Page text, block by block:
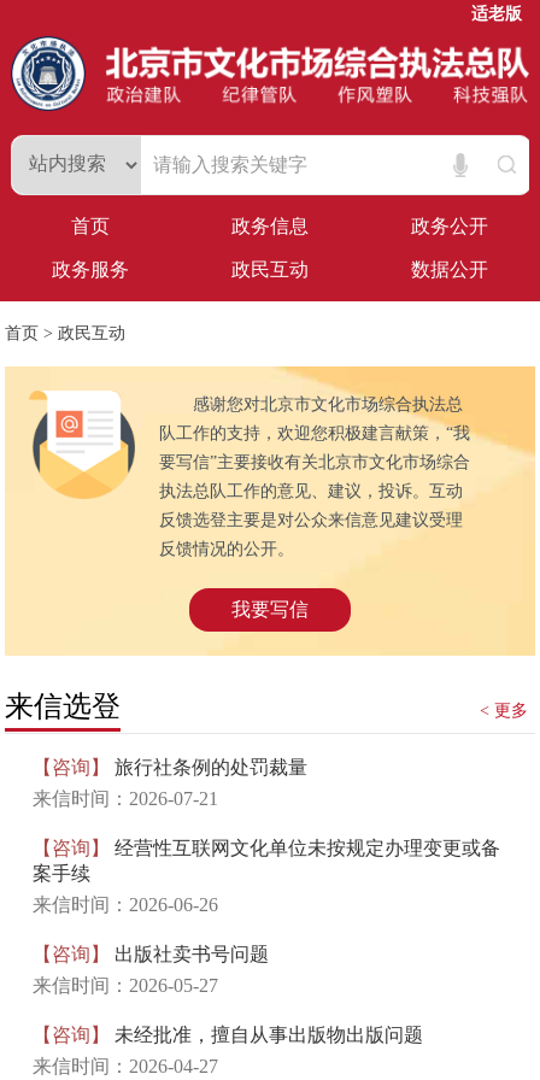
适老版
首页 政务信息 政务公开
政务服务 政民互动 数据公开
首页 >政民互动
感谢您对北京市文化市场综合执法总
队工作的支持，欢迎您积极建言献策，“我
要写信”主要接收有关北京市文化市场综合
执法总队工作的意见、建议，投诉。互动
反馈选登主要是对公众来信意见建议受理
反馈情况的公开。
我要写信
来信选登 < 更多